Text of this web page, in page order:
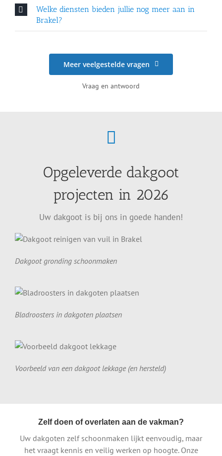
Welke diensten bieden jullie nog meer aan in
Brakel?
Meer veelgestelde vragen
Vraag en antwoord
Opgeleverde dakgoot
projecten in 2026
Uw dakgoot is bij ons in goede handen!
Dakgoot gronding schoonmaken
Bladroosters in dakgoten plaatsen
Voorbeeld van een dakgoot lekkage (en hersteld)
Zelf doen of overlaten aan de vakman?
Uw dakgoten zelf schoonmaken lijkt eenvoudig, maar
het vraagt kennis en veilig werken op hoogte. Onze